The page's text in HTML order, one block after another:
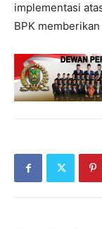
implementasi
BPK